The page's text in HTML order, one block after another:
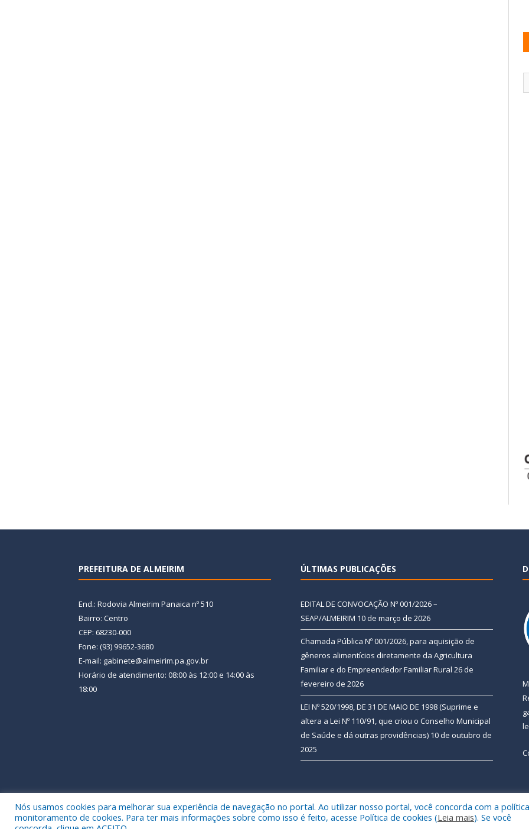
PREFEITURA DE ALMEIRIM
End.: Rodovia Almeirim Panaica nº 510
Bairro: Centro
CEP: 68230-000
Fone: (93) 99652-3680
E-mail: gabinete@almeirim.pa.gov.br
Horário de atendimento: 08:00 às 12:00 e 14:00 às
18:00
ÚLTIMAS PUBLICAÇÕES
EDITAL DE CONVOCAÇÃO Nº 001/2026 –
SEAP/ALMEIRIM 10 de março de 2026
Chamada Pública Nº 001/2026, para aquisição de
gêneros alimentícios diretamente da Agricultura
Familiar e do Empreendedor Familiar Rural 26 de
fevereiro de 2026
LEI Nº 520/1998, DE 31 DE MAIO DE 1998 (Suprime e
altera a Lei Nº 110/91, que criou o Conselho Municipal
de Saúde e dá outras providências) 10 de outubro de
2025
Todos os direitos reservados a Prefeitura Municipal de Almeirim. Mapa do Site
Nós usamos cookies para melhorar sua experiência de navegação no portal. Ao utilizar nosso portal, você concorda com a
monitoramento de cookies. Para ter mais informações sobre como isso é feito, acesse Política de cookies (Leia mais). Se você